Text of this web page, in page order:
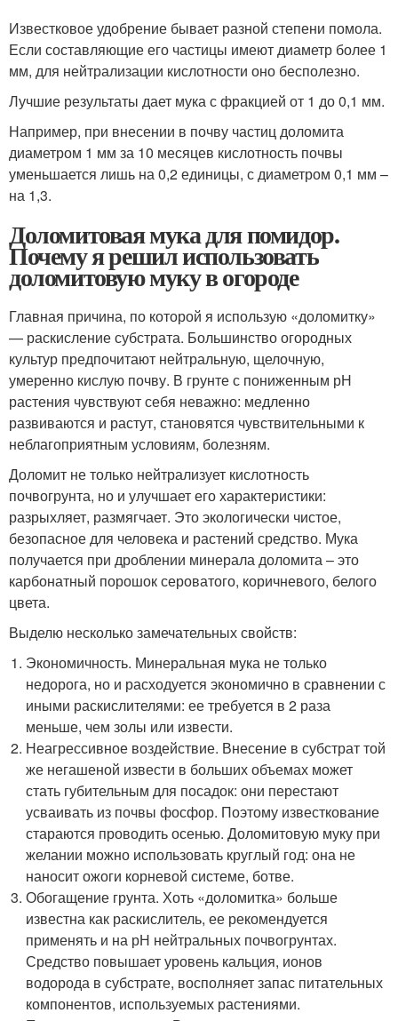
Известковое удобрение бывает разной степени помола.
Если составляющие его частицы имеют диаметр более 1
мм, для нейтрализации кислотности оно бесполезно.
Лучшие результаты дает мука с фракцией от 1 до 0,1 мм.
Например, при внесении в почву частиц доломита
диаметром 1 мм за 10 месяцев кислотность почвы
уменьшается лишь на 0,2 единицы, с диаметром 0,1 мм –
на 1,3.
Доломитовая мука для помидор.
Почему я решил использовать
доломитовую муку в огороде
Главная причина, по которой я использую «доломитку»
— раскисление субстрата. Большинство огородных
культур предпочитают нейтральную, щелочную,
умеренно кислую почву. В грунте с пониженным рН
растения чувствуют себя неважно: медленно
развиваются и растут, становятся чувствительными к
неблагоприятным условиям, болезням.
Доломит не только нейтрализует кислотность
почвогрунта, но и улучшает его характеристики:
разрыхляет, размягчает. Это экологически чистое,
безопасное для человека и растений средство. Мука
получается при дроблении минерала доломита – это
карбонатный порошок сероватого, коричневого, белого
цвета.
Выделю несколько замечательных свойств:
Экономичность. Минеральная мука не только
недорога, но и расходуется экономично в сравнении с
иными раскислителями: ее требуется в 2 раза
меньше, чем золы или извести.
Неагрессивное воздействие. Внесение в субстрат той
же негашеной извести в больших объемах может
стать губительным для посадок: они перестают
усваивать из почвы фосфор. Поэтому известкование
стараются проводить осенью. Доломитовую муку при
желании можно использовать круглый год: она не
наносит ожоги корневой системе, ботве.
Обогащение грунта. Хоть «доломитка» больше
известна как раскислитель, ее рекомендуется
применять и на рН нейтральных почвогрунтах.
Средство повышает уровень кальция, ионов
водорода в субстрате, восполняет запас питательных
компонентов, используемых растениями.